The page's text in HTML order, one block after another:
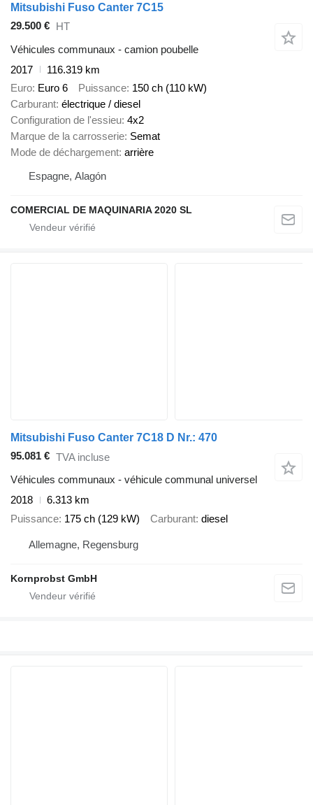
Mitsubishi Fuso Canter 7C15
29.500 € HT
Véhicules communaux - camion poubelle
2017
116.319 km
Euro Euro 6 Puissance 150 ch (110 kW)
Carburant électrique / diesel
Configuration de l'essieu 4x2
Marque de la carrosserie Semat
Mode de déchargement arrière
Espagne, Alagón
COMERCIAL DE MAQUINARIA 2020 SL
Mitsubishi Fuso Canter 7C18 D Nr.: 470
95.081 € TVA incluse
Véhicules communaux - véhicule communal universel
2018
6.313 km
Puissance 175 ch (129 kW) Carburant diesel
Allemagne, Regensburg
Kornprobst GmbH